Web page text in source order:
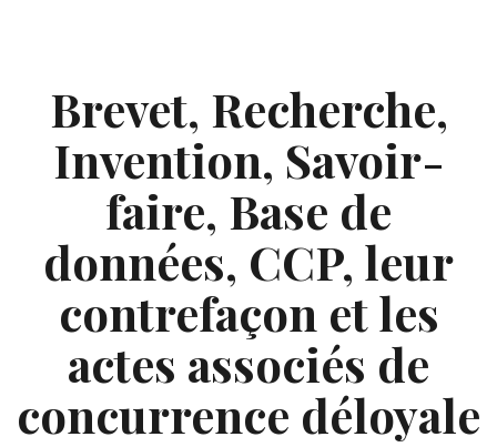
Brevet, Recherche,
Invention, Savoir-
faire, Base de
données, CCP, leur
contrefaçon et les
actes associés de
concurrence déloyale